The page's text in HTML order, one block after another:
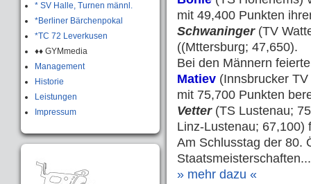
* SV Halle, Turnen männl.
*Berliner Bärchenpokal
*TC 72 Leverkusen
♦♦ GYMmedia
Management
Historie
Leistungen
Impressum
mit 49,400 Punkten
Schwaninger (TV
((Mttersburg; 47,650).
Bei den Männern
Matiev (Innsbrucker
mit 75,700 Punkten
Vetter (TS Lustenau;
Linz-Lustenau; 67,100)
Am Schlusstag der 80.
Staatsmeisterschaften...
» mehr dazu «